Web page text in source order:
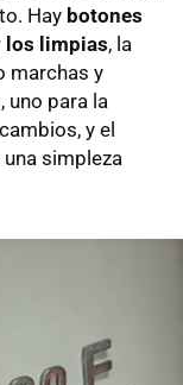
Hay botones
los limpias, la
marchas y
uno para la
y el
simpleza